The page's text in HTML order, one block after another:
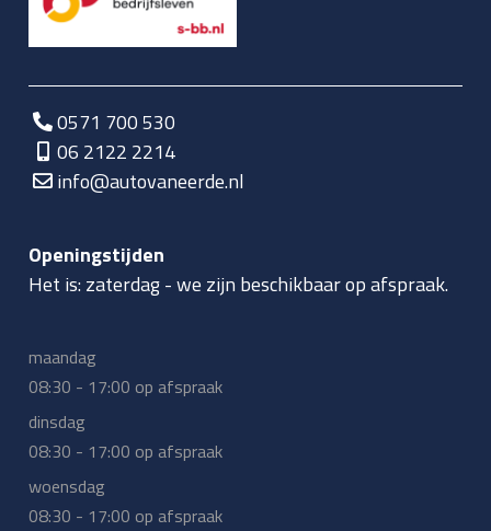
0571 700 530
06 2122 2214
info@autovaneerde.nl
Openingstijden
Het is:zaterdag-we zijn beschikbaar op afspraak.
maandag
08:30 - 17:00 op afspraak
dinsdag
08:30 - 17:00 op afspraak
woensdag
08:30 - 17:00 op afspraak